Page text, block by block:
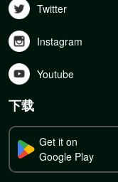
Twitter
Instagram
Youtube
下载
Get it on
Google Play